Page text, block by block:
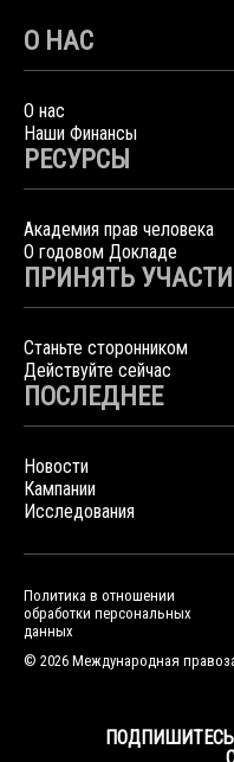
О НАС
О нас
Наши Финансы
РЕСУРСЫ
Академия прав человека
О годовом Докладе
ПРИНЯТЬ
Станьте сторонником
Действуйте сейчас
ПОСЛЕДНЕЕ
Новости
Кампании
Исследования
Политика в отношении
обработки персональных
данных
© 2026 Международная